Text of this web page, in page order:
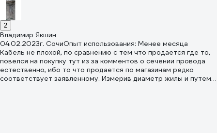
2
Владимир Якшин
04.02.2023г. СочиОпыт использования: Менее месяца
Кабель не плохой, по сравнению с тем что продается где то,
повелся на покупку тут из за комментов о сечении провода
естественно, ибо то что продается по магазинам редко
соответствует заявленному. Измерив диаметр жилы и путем